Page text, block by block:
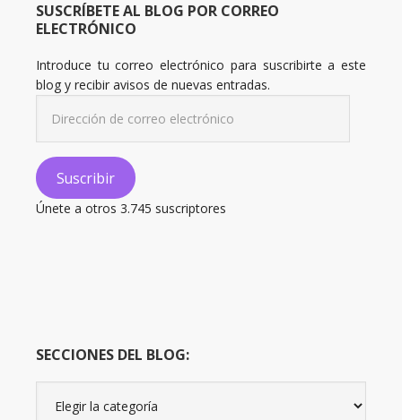
SUSCRÍBETE AL BLOG POR CORREO
ELECTRÓNICO
Introduce tu correo electrónico para suscribirte a este
blog y recibir avisos de nuevas entradas.
correo
electrónico
Suscribir
Únete a otros 3.745 suscriptores
SECCIONES DEL BLOG: